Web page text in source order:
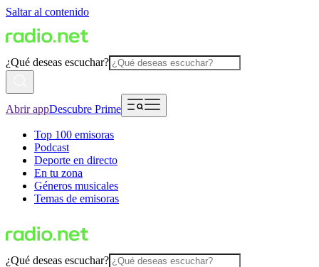
Saltar al contenido
¿Qué deseas escuchar?
Abrir appDescubre Prime
Top 100 emisoras
Podcast
Deporte en directo
En tu zona
Géneros musicales
Temas de emisoras
¿Qué deseas escuchar?